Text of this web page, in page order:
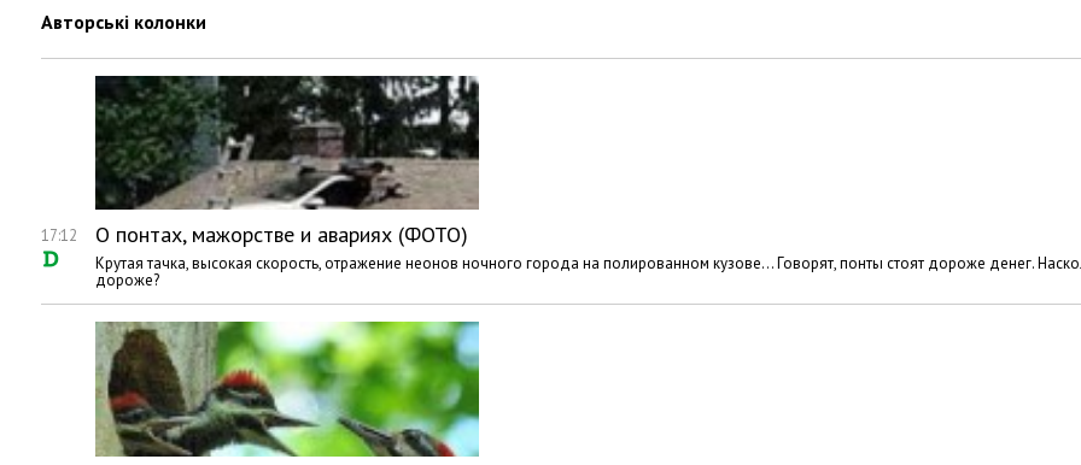
Авторські колонки
17:12 О понтах, мажорстве и авариях (ФОТО)
Крутая тачка, высокая скорость, отражение неонов ночного города на полированном кузове… Говорят, понты стоят дороже денег.
дороже?